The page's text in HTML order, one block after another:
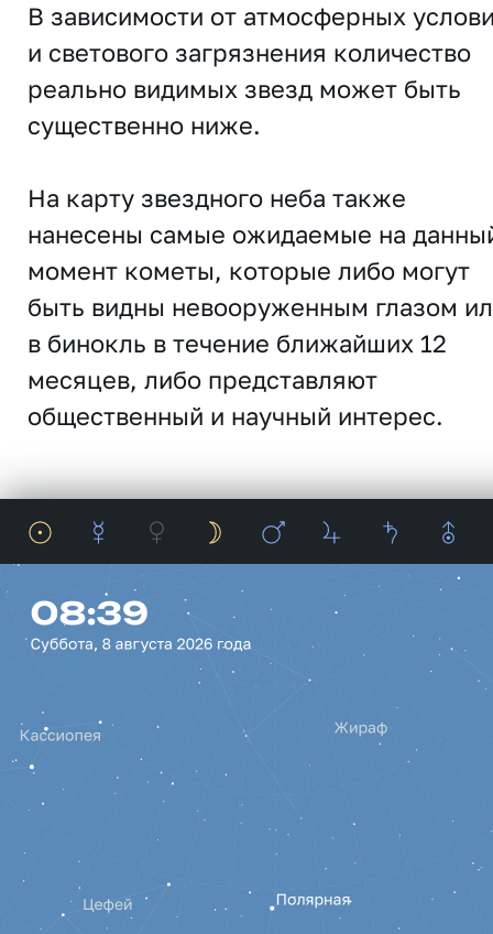
В зависимости от атмосферных
и светового загрязнения количество
реально видимых звезд может быть
существенно ниже.
На карту звездного неба также
нанесены самые ожидаемые на
момент кометы, которые либо могут
быть видны невооруженным глазом
в бинокль в течение ближайших 12
месяцев, либо представляют
общественный и научный интерес.